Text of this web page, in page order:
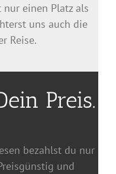
einen Platz als
uns auch die
Reise.
Preis.
bezahlst du nur
und